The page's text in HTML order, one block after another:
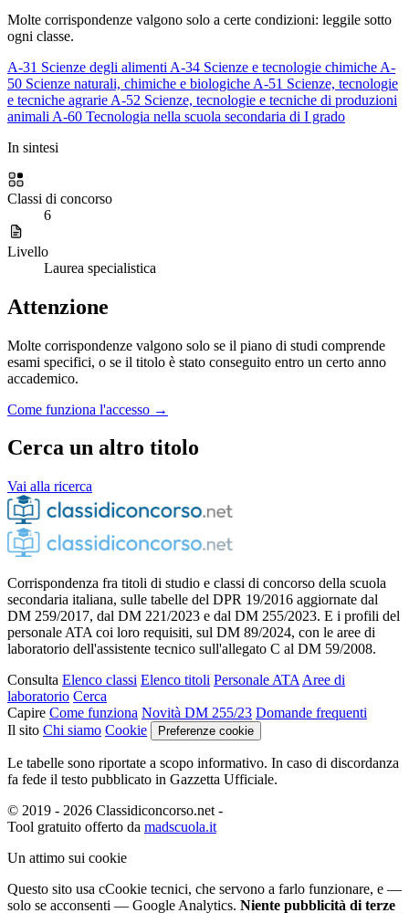
Molte corrispondenze valgono solo a certe condizioni: leggile sotto
ogni classe.
A-31 Scienze degli alimenti A-34 Scienze e tecnologie chimiche A-
50 Scienze naturali, chimiche e biologiche A-51 Scienze, tecnologie
e tecniche agrarie A-52 Scienze, tecnologie e tecniche di produzioni
animali A-60 Tecnologia nella scuola secondaria di I grado
In sintesi
Classi di concorso
6
Livello
Laurea specialistica
Attenzione
Molte corrispondenze valgono solo se il piano di studi comprende
esami specifici, o se il titolo è stato conseguito entro un certo anno
accademico.
Come funziona l'accesso →
Cerca un altro titolo
Vai alla ricerca
Corrispondenza fra titoli di studio e classi di concorso della scuola
secondaria italiana, sulle tabelle del DPR 19/2016 aggiornate dal
DM 259/2017, dal DM 221/2023 e dal DM 255/2023. E i profili del
personale ATA coi loro requisiti, sul DM 89/2024, con le aree di
laboratorio dell'assistente tecnico sull'allegato C al DM 59/2008.
Consulta Elenco classi Elenco titoli Personale ATA Aree di
laboratorio Cerca
Capire Come funziona Novità DM 255/23 Domande frequenti
Il sito Chi siamo Cookie Preferenze cookie
Le tabelle sono riportate a scopo informativo. In caso di discordanza
fa fede il testo pubblicato in Gazzetta Ufficiale.
© 2019 - 2026 Classidiconcorso.net -
Tool gratuito offerto da madscuola.it
Un attimo sui cookie
Questo sito usa cCookie tecnici, che servono a farlo funzionare, e —
solo se acconsenti — Google Analytics. Niente pubblicità di terze